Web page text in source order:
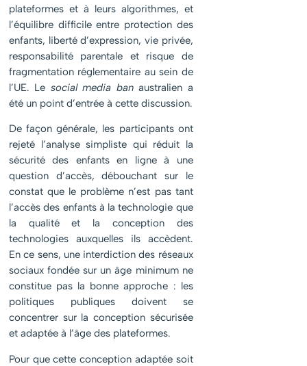
plateformes et à leurs algorithmes, et
l’équilibre difficile entre protection des
enfants, liberté d’expression, vie privée,
responsabilité parentale et risque de
fragmentation réglementaire au sein de
l’UE. Le social media banaustralien a
été un point d’entrée à cette discussion.
De façon générale, les participants ont
rejeté l’analyse simpliste qui réduit la
sécurité des enfants en ligne à une
question d’accès, débouchant sur le
constat que le problème n’est pas tant
l’accès des enfants à la technologie que
la qualité et la conception des
technologies auxquelles ils accèdent.
En ce sens, une interdiction des réseaux
sociaux fondée sur un âge minimum ne
constitue pas la bonne approche : les
politiques publiques doivent se
concentrer sur la conception sécurisée
et adaptée à l’âge des plateformes.
Pour que cette conception adaptée soit